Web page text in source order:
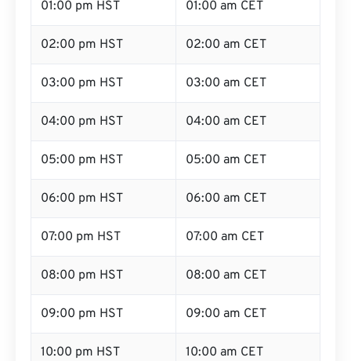
01:00 pm HST 01:00 am CET
02:00 pm HST 02:00 am CET
03:00 pm HST 03:00 am CET
04:00 pm HST 04:00 am CET
05:00 pm HST 05:00 am CET
06:00 pm HST 06:00 am CET
07:00 pm HST 07:00 am CET
08:00 pm HST 08:00 am CET
09:00 pm HST 09:00 am CET
10:00 pm HST 10:00 am CET